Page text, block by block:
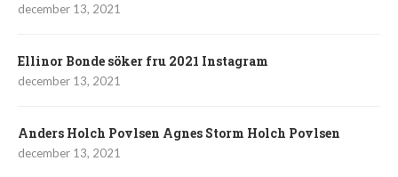
december 13, 2021
Ellinor Bonde söker fru 2021 Instagram
december 13, 2021
Anders Holch Povlsen Agnes Storm Holch Povlsen
december 13, 2021